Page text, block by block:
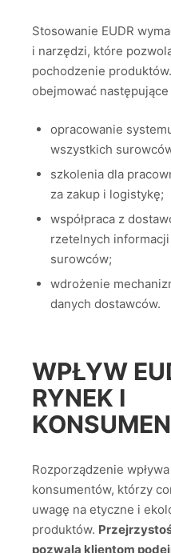
Stosowanie EUDR
i narzędzi, które
pochodzenie
obejmować następujące
opracowanie
wszystkich
szkolenia dla
za zakup i logistykę;
współpraca z
rzetelnych
surowców;
wdrożenie
danych dostawców.
WPŁYW
RYNEK I
Rozporządzenie
konsumentów, którzy
uwagę na etyczne i
produktów.
pozwala klientom